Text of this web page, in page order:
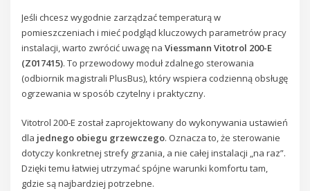
Jeśli chcesz wygodnie zarządzać temperaturą w
pomieszczeniach i mieć podgląd kluczowych parametrów pracy
instalacji, warto zwrócić uwagę naViessmann Vitotrol 200-E
(Z017415). To przewodowy moduł zdalnego sterowania
(odbiornik magistrali PlusBus), który wspiera codzienną obsługę
ogrzewania w sposób czytelny i praktyczny.
Vitotrol 200-E został zaprojektowany do wykonywania ustawień
dla jednego obiegu grzewczego. Oznacza to, że sterowanie
dotyczy konkretnej strefy grzania, a nie całej instalacji „na raz”.
Dzięki temu łatwiej utrzymać spójne warunki komfortu tam,
gdzie są najbardziej potrzebne.